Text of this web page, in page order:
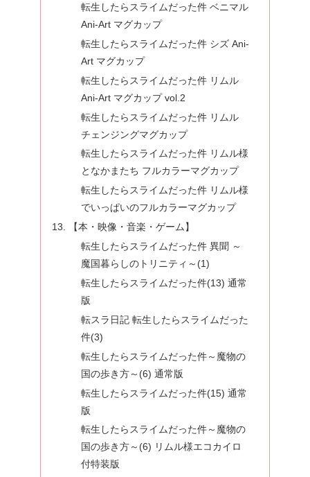
転生したらスライムだった件 ベニマル
Ani-Art マグカップ
転生したらスライムだった件 シズ Ani-
Art マグカップ
転生したらスライムだった件 リムル
Ani-Art マグカップ vol.2
転生したらスライムだった件 リムル
チェンジングマグカップ
転生したらスライムだった件 リムル様
となかまたち フルカラーマグカップ
転生したらスライムだった件 リムル様
でいっぱいのフルカラーマグカップ
【本・映像・音楽・ゲーム】
転生したらスライムだった件 異聞 ～
魔国暮らしのトリニティ～(1)
転生したらスライムだった件(13) 通常
版
転スラ日記 転生したらスライムだった
件(3)
転生したらスライムだった件～魔物の
国の歩き方～(6) 通常版
転生したらスライムだった件(15) 通常
版
転生したらスライムだった件～魔物の
国の歩き方～(6) リムル様エコカイロ
付特装版